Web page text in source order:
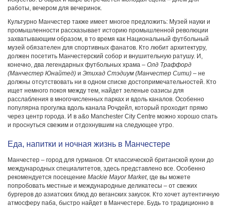
работы, вечером для вечеринок.
Культурно Манчестер также имеет многое предложить: Музей науки и
промышленности рассказывает историю промышленной революции
захватывающим образом, в то время как Национальный футбольный
музей обязателен для спортивных фанатов. Кто любит архитектуру,
должен посетить Манчестерский собор и внушительную ратушу. И,
конечно, два легендарных футбольных храма – Олд Траффорд
(Манчестер Юнайтед) и Этихад Стэдиум (Манчестер Сити) – не
должны отсутствовать ни в одном списке достопримечательностей. Кто
ищет немного покоя между тем, найдет зеленые оазисы для
расслабления в многочисленных парках и вдоль каналов. Особенно
популярна прогулка вдоль канала Рочдейл, который проходит прямо
через центр города. И в a&o Manchester City Centre можно хорошо спать
и проснуться свежим и отдохнувшим на следующее утро.
Еда, напитки и ночная жизнь в Манчестере
Манчестер – город для гурманов. От классической британской кухни до
международных специалитетов, здесь представлено все. Особенно
рекомендуется посещение Mackie Mayor Market, где вы можете
попробовать местные и международные деликатесы – от свежих
бургеров до азиатских блюд до веганских закусок. Кто хочет аутентичную
атмосферу паба, быстро найдет в Манчестере. Будь то традиционно в